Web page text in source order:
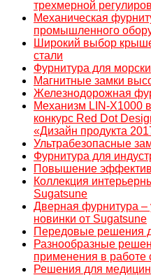
трехмерной
Механическая
промышленного
Широкий выбор
стали
Фурнитура для
Магнитные замки
Железнодорожная
Механизм LIN-X1000
конкурс Red Dot
«Дизайн продукта
Ультрабезопасные
Фурнитура для
Повышение
Коллекция
Sugatsune
Дверная фурнитура
новинки от Sugatsune
Передовые решения
Разнообразные
применения в работе
Решения для